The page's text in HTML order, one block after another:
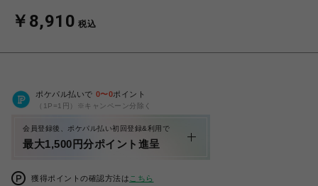
￥8,910 税込
ポケパル払いで 0〜0ポイント
（1P=1円）※キャンペーン分除く
会員登録後、ポケパル払い初回登録&利用で
最大1,500円分ポイント進呈
獲得ポイントの確認方法は こちら